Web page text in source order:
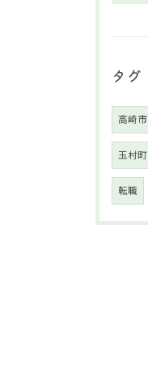
タグ
高崎市
玉村町
転職